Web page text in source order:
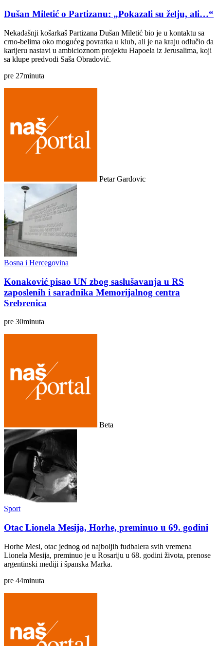
Dušan Miletić o Partizanu: „Pokazali su želju, ali…“
Nekadašnji košarkaš Partizana Dušan Miletić bio je u kontaktu sa
crno-belima oko mogućeg povratka u klub, ali je na kraju odlučio da
karijeru nastavi u ambicioznom projektu Hapoela iz Jerusalima, koji
sa klupe predvodi Saša Obradović.
pre 27minuta
Petar Gardovic
Bosna i Hercegovina
Konaković pisao UN zbog saslušavanja u RS
zaposlenih i saradnika Memorijalnog centra
Srebrenica
pre 30minuta
Beta
Sport
Otac Lionela Mesija, Horhe, preminuo u 69. godini
Horhe Mesi, otac jednog od najboljih fudbalera svih vremena
Lionela Mesija, preminuo je u Rosariju u 68. godini života, prenose
argentinski mediji i španska Marka.
pre 44minuta